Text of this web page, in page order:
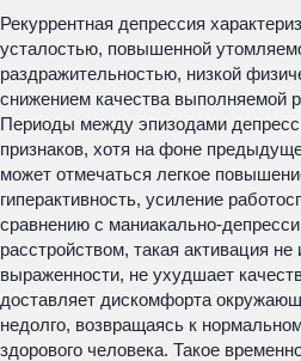
Рекуррентная депрессия
усталостью, повышенной
раздражительностью, низкой
снижением качества выполняемой
Периоды между эпизодами
признаков, хотя на фоне
может отмечаться легкое
гиперактивность, усиление
сравнению с маниакально-
расстройством, такая активация
выраженности, не ухудшает
доставляет дискомфорта
недолго, возвращаясь к
здорового человека. Такое